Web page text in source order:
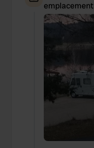
emplacement